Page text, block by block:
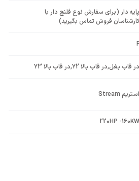
پایه دار (برای سفارش نوع فلنچ دار با
کارشناسان فروش تماس بگیرید)
F
در قاب بغل,در قاب بالا Y2 ,در قاب بالا Y3
استریم Stream
220HP -160KW